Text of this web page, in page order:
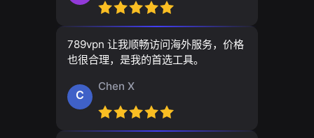
789vpn 让我顺畅访问海外服务，价格
也很合理，是我的首选工具。
C
Chen X